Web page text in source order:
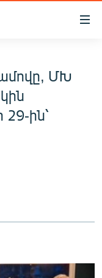
ՄԽ
ին՝